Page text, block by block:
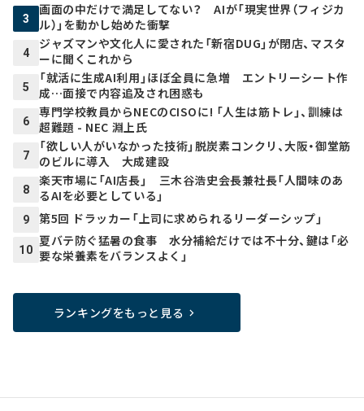
3
画面の中だけで満足してない？ AIが「現実世界（フィジカ
ル）」を動かし始めた衝撃
4
ジャズマンや文化人に愛された「新宿DUG」が閉店、マスタ
ーに聞くこれから
5
「就活に生成AI利用」ほぼ全員に急増 エントリーシート作
成…面接で内容追及され困惑も
6
専門学校教員からNECのCISOに! 「人生は筋トレ」、訓練は
超難題 - NEC 淵上氏
7
「欲しい人がいなかった技術」脱炭素コンクリ、大阪・御堂筋
のビルに導入 大成建設
8
楽天市場に「AI店長」 三木谷浩史会長兼社長「人間味のあ
るAIを必要としている」
9 第5回 ドラッカー「上司に求められるリーダーシップ」
10
夏バテ防ぐ猛暑の食事 水分補給だけでは不十分、鍵は「必
要な栄養素をバランスよく」
ランキングをもっと見る